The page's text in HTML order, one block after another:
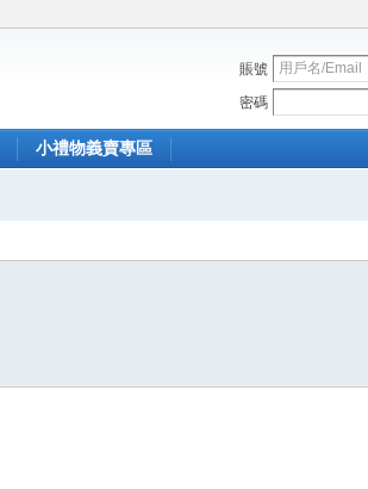
賬號
密碼
小禮物義賣專區